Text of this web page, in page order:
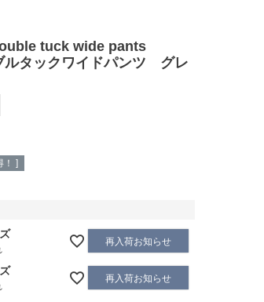
tuck wide pants
タックワイドパンツ グレ
！ ]
再入荷お知らせ
再入荷お知らせ